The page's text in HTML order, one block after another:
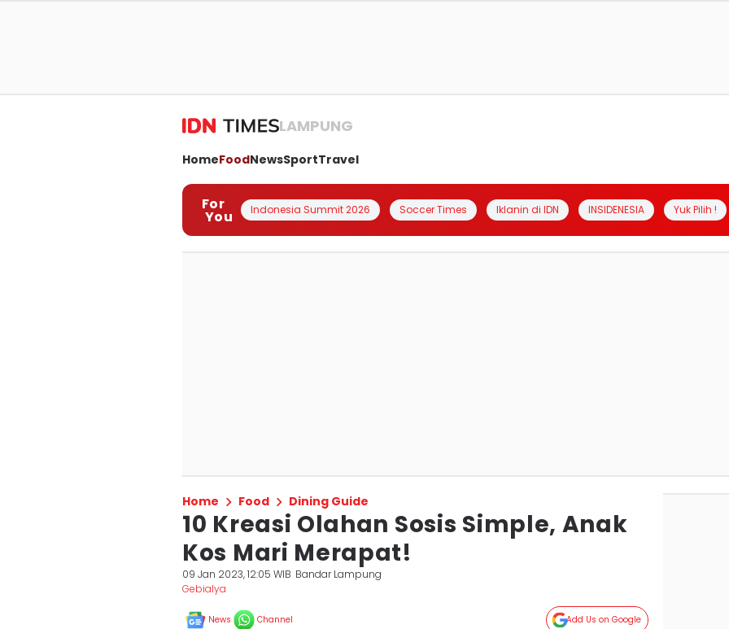
LAMPUNG
HomeFoodNewsSportTravel
For
You Indonesia Summit 2026 Soccer Times Iklanin di IDN INSIDENESIA Yuk Pilih !
Home Food Dining Guide
10 Kreasi Olahan Sosis Simple, Anak
Kos Mari Merapat!
09 Jan 2023, 12:05 WIB Bandar Lampung
Gebialya
News Channel Add Us on Google